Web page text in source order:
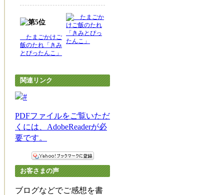
たまごかけご
飯のたれ「きみ
とぴったんこ」
関連リンク
PDFファイルをご覧いただ
くには、AdobeReaderが必
要です。
お客さまの声
ブログなどでご感想を書